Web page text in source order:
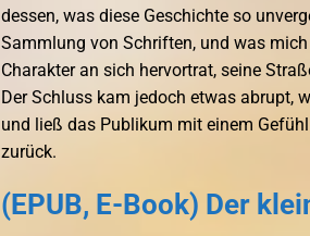
dessen, was diese Geschichte so
Sammlung von Schriften, und was
Charakter an sich hervortrat, seine
Der Schluss kam jedoch etwas abrupt,
und ließ das Publikum mit einem
zurück.
(EPUB, E-Book) Der